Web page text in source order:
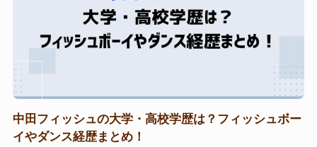
中田フィッシュの大学・高校学歴は？フィッシュボー
イやダンス経歴まとめ！